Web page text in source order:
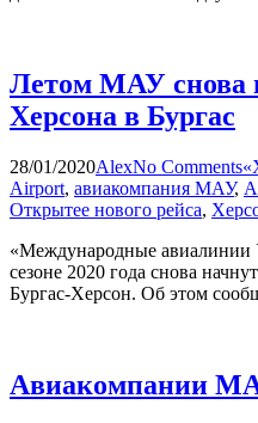
Летом МАУ снова
Херсона в Бургас
28/01/2020AlexNo Comments
Airport, авиакомпания МАУ,
Открытее нового рейса,
«Международные
сезоне 2020 года снова
Бургас-Херсон. Об этом
Авиакомпании